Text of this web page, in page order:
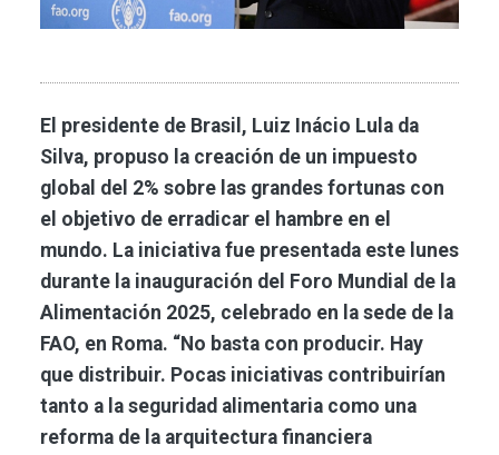
El presidente de Brasil, Luiz Inácio Lula da
Silva, propuso la creación de un impuesto
global del 2% sobre las grandes fortunas con
el objetivo de erradicar el hambre en el
mundo. La iniciativa fue presentada este lunes
durante la inauguración del Foro Mundial de la
Alimentación 2025, celebrado en la sede de la
FAO, en Roma. “No basta con producir. Hay
que distribuir. Pocas iniciativas contribuirían
tanto a la seguridad alimentaria como una
reforma de la arquitectura financiera